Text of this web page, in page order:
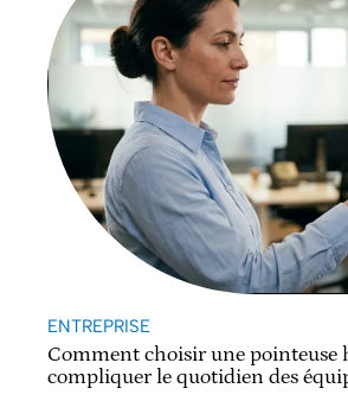
ENTREPRISE
Comment choisir une pointeuse
compliquer le quotidien des